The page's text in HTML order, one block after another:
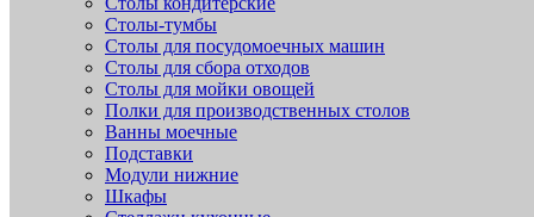
Столы-тумбы
Столы для посудомоечных машин
Столы для сбора отходов
Столы для мойки овощей
Полки для производственных столов
Ванны моечные
Подставки
Модули нижние
Шкафы